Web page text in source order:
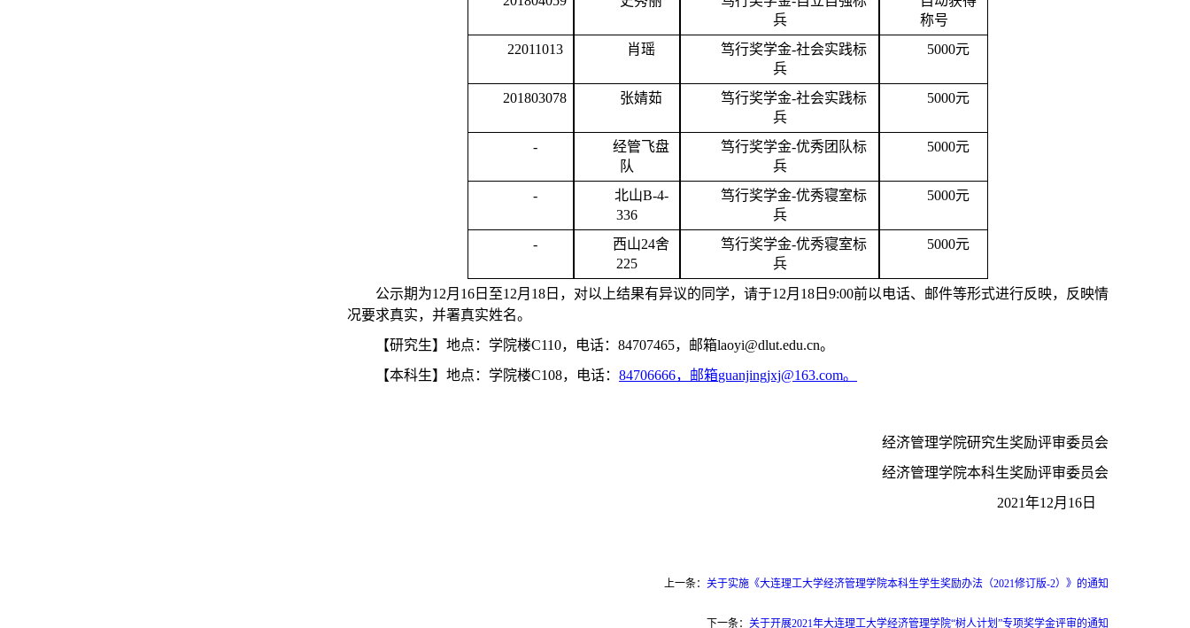
兵
称号
22011013
肖瑶 笃行奖学金-社会实践标
兵
5000元
201803078 张婧茹 笃行奖学金-社会实践标
兵
5000元
-
经管飞盘
队
笃行奖学金-优秀团队标
兵
5000元
- 北山B-4-
336
笃行奖学金-优秀寝室标
兵
5000元
- 西山24舍
225
笃行奖学金-优秀寝室标
兵
5000元
公示期为12月 16 日至12月 18 日，对以上结果有异议的同学，请于12月 18 日 9:00前以电话、邮件等形式进行反映，反映情
况要求真实，并署真实姓名。
【研究生】 地点：学院楼C110，电话： 84707465，邮箱laoyi@dlut.edu.cn。
【本科生】 地点：学院楼C108，电话： 84706666，邮箱guanjingjxj@163.com。
经济管理学院研究生奖励评审委员会
经济管理学院本科生奖励评审委员会
2021年12月 16 日
上一条： 关于实施《大连理工大学经济管理学院本科生学生奖励办法（2021修订版-2）》的通知
下一条： 关于开展2021年大连理工大学经济管理学院“树人计划”专项奖学金评审的通知